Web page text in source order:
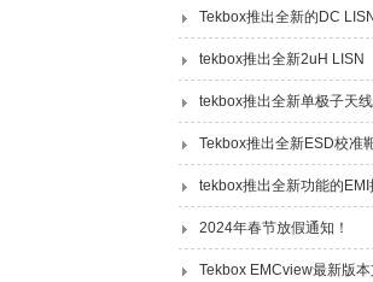
Tekbox推出全新的DC
tekbox推出全新2uH LISN
tekbox推出全新单极子天
Tekbox推出全新ESD校准
tekbox推出全新功能的
2024年春节放假通知！
Tekbox EMCview最新版